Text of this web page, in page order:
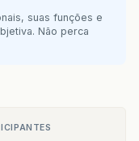
suas funções e
Não perca